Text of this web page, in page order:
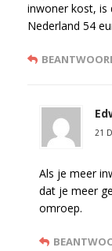
inwoner kost, is
Nederland 54
21
Als je meer
dat je meer
omroep.